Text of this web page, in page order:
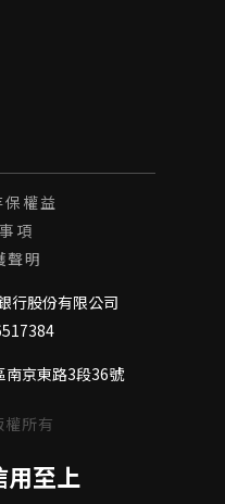
權益
項
聲明
行股份有限公司
南京東路3段36號
所有
用至上